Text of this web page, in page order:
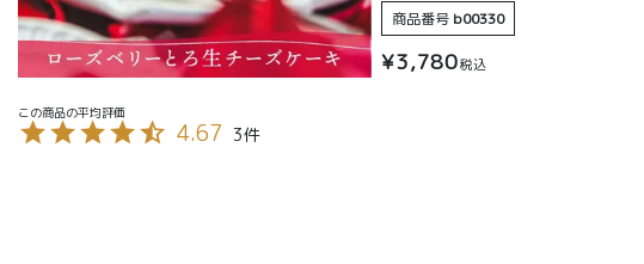
商品番号 b00330
¥3,780税込
4.67 3